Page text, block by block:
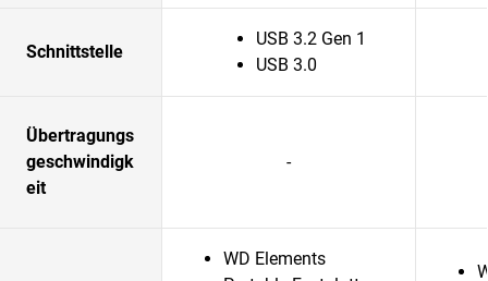
Schnittstelle
USB 3.2 Gen 1
USB 3.0
Übertragungs
geschwindigk
eit
-
WD Elements